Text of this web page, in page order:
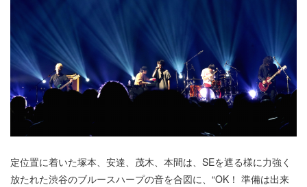
定位置に着いた塚本、安達、茂木、本間は、SEを遮る様に力強く
放たれた渋谷のブルースハープの音を合図に、“OK！ 準備は出来